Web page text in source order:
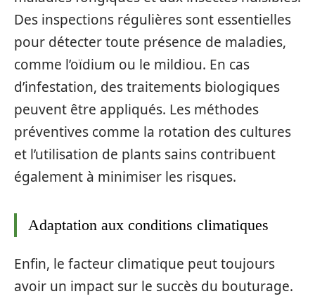
Des inspections régulières sont essentielles
pour détecter toute présence de maladies,
comme l’oïdium ou le mildiou. En cas
d’infestation, des traitements biologiques
peuvent être appliqués. Les méthodes
préventives comme la rotation des cultures
et l’utilisation de plants sains contribuent
également à minimiser les risques.
Adaptation aux conditions climatiques
Enfin, le facteur climatique peut toujours
avoir un impact sur le succès du bouturage.